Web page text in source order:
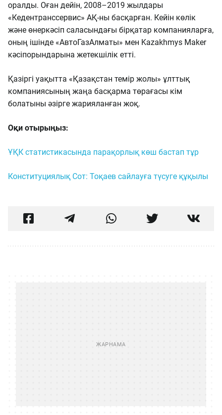
оралды. Оған дейін, 2008–2019 жылдары
«Кедентранссервис» АҚ-ны басқарған. Кейін көлік
және өнеркәсіп саласындағы бірқатар компанияларға,
оның ішінде «АвтоГазАлматы» мен Kazakhmys Maker
кәсіпорындарына жетекшілік етті.
Қазіргі уақытта «Қазақстан темір жолы» ұлттық
компаниясының жаңа басқарма төрағасы кім
болатыны әзірге жарияланған жоқ.
Оқи отырыңыз:
ҰҚК статистикасында парақорлық көш бастап тұр
Конституциялық Сот: Тоқаев сайлауға түсуге құқылы